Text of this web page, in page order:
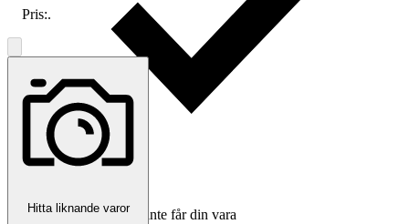
Ersättning om du inte får din vara
Pris:.
Hitta liknande varor